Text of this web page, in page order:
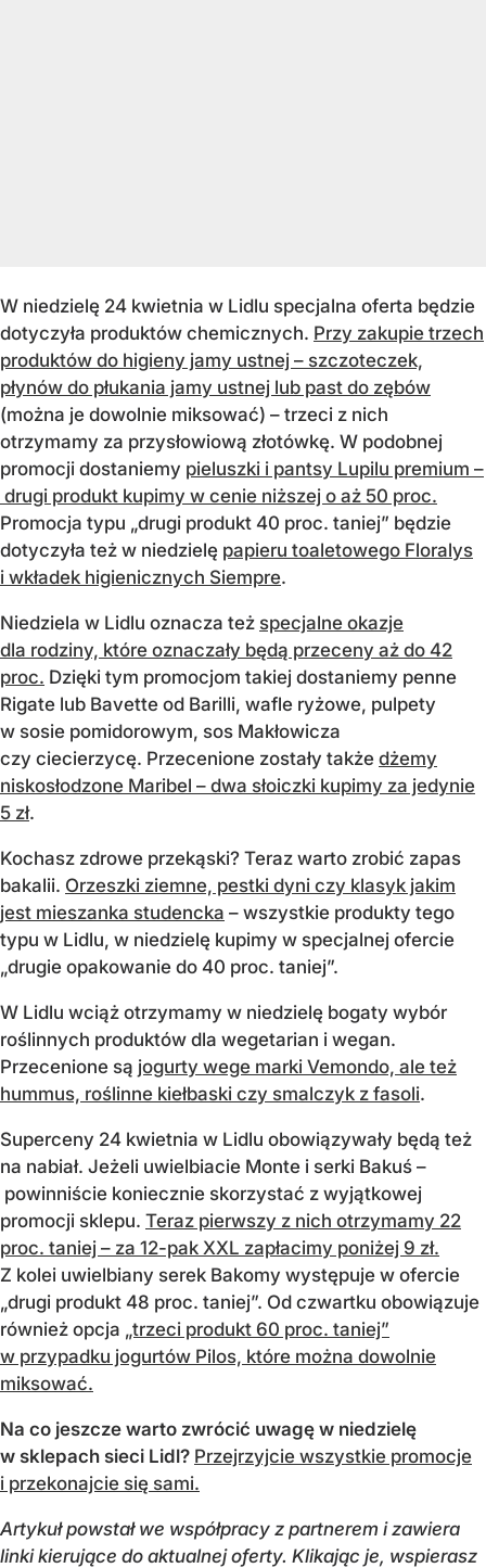
W niedzielę 24 kwietnia w Lidlu specjalna oferta będzie
dotyczyła produktów chemicznych. Przy zakupie trzech
produktów do higieny jamy ustnej – szczoteczek,
płynów do płukania jamy ustnej lub past do zębów
(można je dowolnie miksować) – trzeci z nich
otrzymamy za przysłowiową złotówkę. W podobnej
promocji dostaniemy pieluszki i pantsy Lupilu premium –
drugi produkt kupimy w cenie niższej o aż 50 proc.
Promocja typu „drugi produkt 40 proc. taniej” będzie
dotyczyła też w niedzielę papieru toaletowego Floralys
i wkładek higienicznych Siempre.
Niedziela w Lidlu oznacza też specjalne okazje
dla rodziny, które oznaczały będą przeceny aż do 42
proc. Dzięki tym promocjom takiej dostaniemy penne
Rigate lub Bavette od Barilli, wafle ryżowe, pulpety
w sosie pomidorowym, sos Makłowicza
czy ciecierzycę. Przecenione zostały także dżemy
niskosłodzone Maribel – dwa słoiczki kupimy za jedynie
5 zł.
Kochasz zdrowe przekąski? Teraz warto zrobić zapas
bakalii. Orzeszki ziemne, pestki dyni czy klasyk jakim
jest mieszanka studencka – wszystkie produkty tego
typu w Lidlu, w niedzielę kupimy w specjalnej ofercie
„drugie opakowanie do 40 proc. taniej”.
W Lidlu wciąż otrzymamy w niedzielę bogaty wybór
roślinnych produktów dla wegetarian i wegan.
Przecenione są jogurty wege marki Vemondo, ale też
hummus, roślinne kiełbaski czy smalczyk z fasoli.
Superceny 24 kwietnia w Lidlu obowiązywały będą też
na nabiał. Jeżeli uwielbiacie Monte i serki Bakuś –
powinniście koniecznie skorzystać z wyjątkowej
promocji sklepu. Teraz pierwszy z nich otrzymamy 22
proc. taniej – za 12-pak XXL zapłacimy poniżej 9 zł.
Z kolei uwielbiany serek Bakomy występuje w ofercie
„drugi produkt 48 proc. taniej”. Od czwartku obowiązuje
również opcja „trzeci produkt 60 proc. taniej”
w przypadku jogurtów Pilos, które można dowolnie
miksować.
Na co jeszcze warto zwrócić uwagę w niedzielę
w sklepach sieci Lidl? Przejrzyjcie wszystkie promocje
i przekonajcie się sami.
Artykuł powstał we współpracy z partnerem i zawiera
linki kierujące do aktualnej oferty. Klikając je, wspierasz